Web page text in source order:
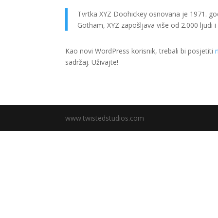
Tvrtka XYZ Doohickey osnovana je 1971.
Gotham, XYZ zapošljava više od 2.000
Kao novi WordPress korisnik, trebali bi posjetiti
sadržaj. Uživajte!
www.twistedstudios.com